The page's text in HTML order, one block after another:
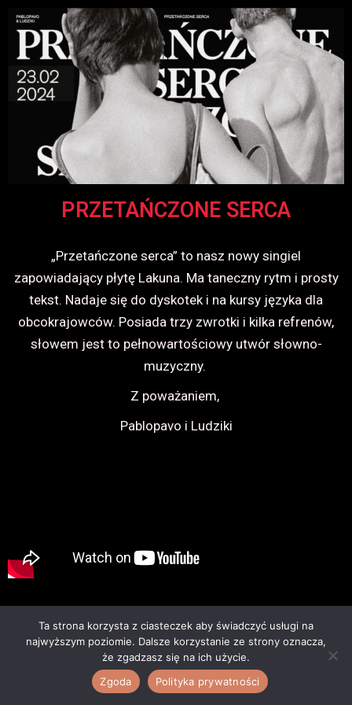
PRZETAŃCZONE SERCA
„Przetańczone serca” to nasz nowy singiel
zapowiadający płytę Lakuna. Ma taneczny rytm i prosty
tekst. Nadaje się do dyskotek i na kursy języka dla
obcokrajowców. Posiada trzy zwrotki i kilka refrenów,
słowem jest to pełnowartościowy utwór słowno-
muzyczny.
Z poważaniem,
Pablopavo i Ludziki
Ta strona korzysta z ciasteczek aby świadczyć usługi na
najwyższym poziomie. Dalsze korzystanie ze strony oznacza,
że zgadzasz się na ich użycie.
Zgoda
Polityka prywatności